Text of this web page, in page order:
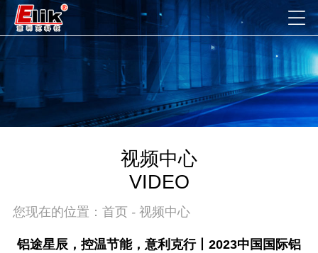
视频中心
VIDEO
您现在的位置： 首页 - 视频中心
铝途星辰，控温节能，意利克行丨2023中国国际铝